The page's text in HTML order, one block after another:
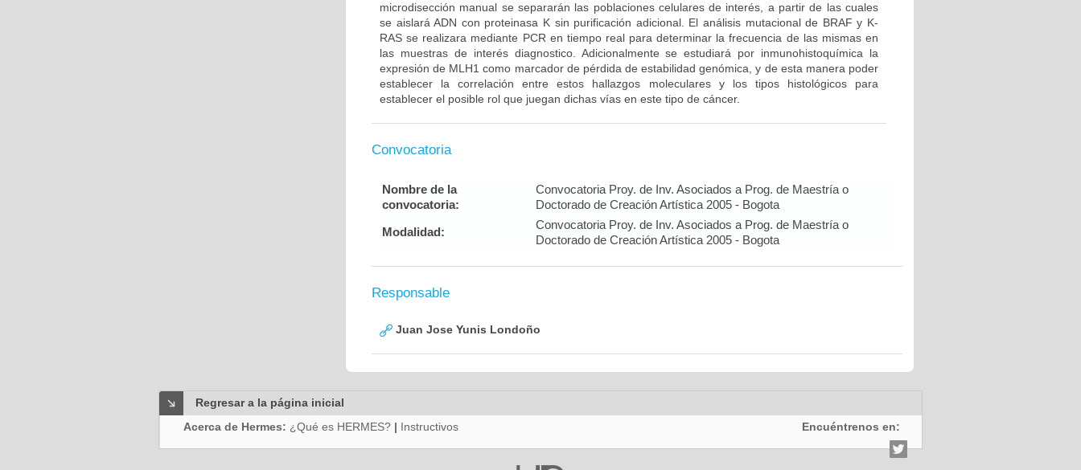
microdisección manual se separarán las poblaciones celulares de interés, a partir de las cuales
se aislará ADN con proteinasa K sin purificación adicional. El análisis mutacional de BRAF y K-
RAS se realizara mediante PCR en tiempo real para determinar la frecuencia de las mismas en
las muestras de interés diagnostico. Adicionalmente se estudiará por inmunohistoquímica la
expresión de MLH1 como marcador de pérdida de estabilidad genómica, y de esta manera poder
establecer la correlación entre estos hallazgos moleculares y los tipos histológicos para
establecer el posible rol que juegan dichas vías en este tipo de cáncer.
Convocatoria
Nombre de la
convocatoria:
Convocatoria Proy. de Inv. Asociados a Prog. de Maestría o
Doctorado de Creación Artística 2005 - Bogota
Modalidad:
Convocatoria Proy. de Inv. Asociados a Prog. de Maestría o
Doctorado de Creación Artística 2005 - Bogota
Responsable
Juan Jose Yunis Londoño
Regresar a la página inicial
Acerca de Hermes: ¿Qué es HERMES? | Instructivos Encuéntrenos en: